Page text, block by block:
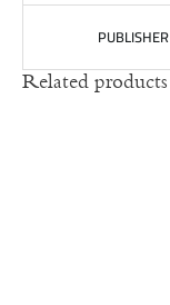
PUBLISHER
Related products